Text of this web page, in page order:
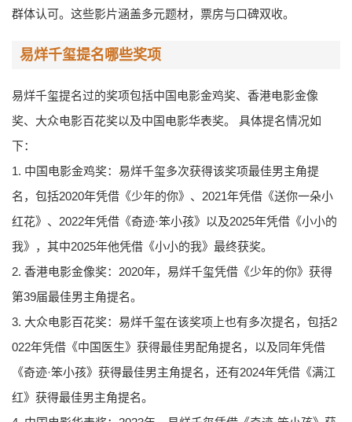
群体认可。这些影片涵盖多元题材，票房与口碑双收。
易烊千玺提名哪些奖项
易烊千玺提名过的奖项包括中国电影金鸡奖、香港电影金像
奖、大众电影百花奖以及中国电影华表奖。 具体提名情况如
下：
1. 中国电影金鸡奖：易烊千玺多次获得该奖项最佳男主角提
名，包括2020年凭借《少年的你》、2021年凭借《送你一朵小
红花》、2022年凭借《奇迹·笨小孩》以及2025年凭借《小小的
我》，其中2025年他凭借《小小的我》最终获奖。
2. 香港电影金像奖：2020年，易烊千玺凭借《少年的你》获得
第39届最佳男主角提名。
3. 大众电影百花奖：易烊千玺在该奖项上也有多次提名，包括2
022年凭借《中国医生》获得最佳男配角提名，以及同年凭借
《奇迹·笨小孩》获得最佳男主角提名，还有2024年凭借《满江
红》获得最佳男主角提名。